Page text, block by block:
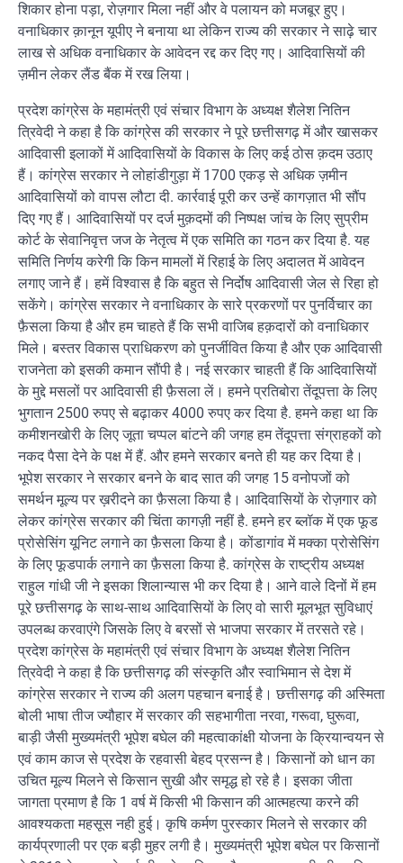
शिकार होना पड़ा, रोज़गार मिला नहीं और वे पलायन को मजबूर हुए।
वनाधिकार क़ानून यूपीए ने बनाया था लेकिन राज्य की सरकार ने साढ़े चार
लाख से अधिक वनाधिकार के आवेदन रद्द कर दिए गए। आदिवासियों की
ज़मीन लेकर लैंड बैंक में रख लिया।
प्रदेश कांग्रेस के महामंत्री एवं संचार विभाग के अध्यक्ष शैलेश नितिन
त्रिवेदी ने कहा है कि कांग्रेस की सरकार ने पूरे छत्तीसगढ़ में और खासकर
आदिवासी इलाकों में आदिवासियों के विकास के लिए कई ठोस क़दम उठाए
हैं। कांग्रेस सरकार ने लोहांडीगुड़ा में 1700 एकड़ से अधिक ज़मीन
आदिवासियों को वापस लौटा दी. कार्रवाई पूरी कर उन्हें कागज़ात भी सौंप
दिए गए हैं। आदिवासियों पर दर्ज मुक़दमों की निष्पक्ष जांच के लिए सुप्रीम
कोर्ट के सेवानिवृत्त जज के नेतृत्व में एक समिति का गठन कर दिया है. यह
समिति निर्णय करेगी कि किन मामलों में रिहाई के लिए अदालत में आवेदन
लगाए जाने हैं। हमें विश्वास है कि बहुत से निर्दोष आदिवासी जेल से रिहा हो
सकेंगे। कांग्रेस सरकार ने वनाधिकार के सारे प्रकरणों पर पुनर्विचार का
फ़ैसला किया है और हम चाहते हैं कि सभी वाजिब हक़दारों को वनाधिकार
मिले। बस्तर विकास प्राधिकरण को पुनर्जीवित किया है और एक आदिवासी
राजनेता को इसकी कमान सौंपी है। नई सरकार चाहती हैं कि आदिवासियों
के मुद्दे मसलों पर आदिवासी ही फ़ैसला लें। हमने प्रतिबोरा तेंदूपत्ता के लिए
भुगतान 2500 रुपए से बढ़ाकर 4000 रुपए कर दिया है. हमने कहा था कि
कमीशनखोरी के लिए जूता चप्पल बांटने की जगह हम तेंदूपत्ता संग्राहकों को
नकद पैसा देने के पक्ष में हैं. और हमने सरकार बनते ही यह कर दिया है।
भूपेश सरकार ने सरकार बनने के बाद सात की जगह 15 वनोपजों को
समर्थन मूल्य पर ख़रीदने का फ़ैसला किया है। आदिवासियों के रोज़गार को
लेकर कांग्रेस सरकार की चिंता कागज़ी नहीं है. हमने हर ब्लॉक में एक फूड
प्रोसेसिंग यूनिट लगाने का फ़ैसला किया है। कोंडागांव में मक्का प्रोसेसिंग
के लिए फूडपार्क लगाने का फ़ैसला किया है. कांग्रेस के राष्ट्रीय अध्यक्ष
राहुल गांधी जी ने इसका शिलान्यास भी कर दिया है। आने वाले दिनों में हम
पूरे छत्तीसगढ़ के साथ-साथ आदिवासियों के लिए वो सारी मूलभूत सुविधाएं
उपलब्ध करवाएंगे जिसके लिए वे बरसों से भाजपा सरकार में तरसते रहे।
प्रदेश कांग्रेस के महामंत्री एवं संचार विभाग के अध्यक्ष शैलेश नितिन
त्रिवेदी ने कहा है कि छत्तीसगढ़ की संस्कृति और स्वाभिमान से देश में
कांग्रेस सरकार ने राज्य की अलग पहचान बनाई है। छत्तीसगढ़ की अस्मिता
बोली भाषा तीज ज्यौहार में सरकार की सहभागीता नरवा, गरूवा, घुरूवा,
बाड़ी जैसी मुख्यमंत्री भूपेश बघेल की महत्वाकांक्षी योजना के क्रियान्वयन से
एवं काम काज से प्रदेश के रहवासी बेहद प्रसन्न है। किसानों को धान का
उचित मूल्य मिलने से किसान सुखी और समृद्ध हो रहे है। इसका जीता
जागता प्रमाण है कि 1 वर्ष में किसी भी किसान की आत्महत्या करने की
आवश्यकता महसूस नही हुई। कृषि कर्मण पुरस्कार मिलने से सरकार की
कार्यप्रणाली पर एक बड़ी मुहर लगी है। मुख्यमंत्री भूपेश बघेल पर किसानों